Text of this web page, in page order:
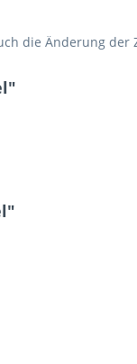
die Änderung der